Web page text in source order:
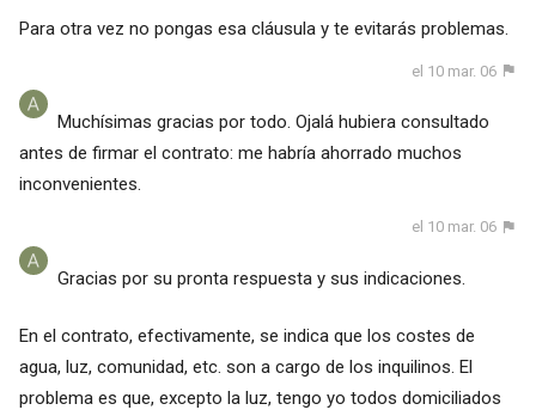
Para otra vez no pongas esa cláusula y te evitarás problemas.
el 10 mar. 06
Muchísimas gracias por todo. Ojalá hubiera consultado
antes de firmar el contrato: me habría ahorrado muchos
inconvenientes.
el 10 mar. 06
Gracias por su pronta respuesta y sus indicaciones.
En el contrato, efectivamente, se indica que los costes de
agua, luz, comunidad, etc. son a cargo de los inquilinos. El
problema es que, excepto la luz, tengo yo todos domiciliados